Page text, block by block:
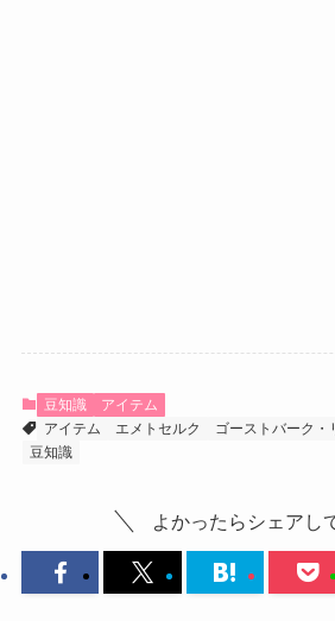
豆知識
アイテム
アイテム
エメトセルク ゴーストバーク・
豆知識
よかったらシェアし